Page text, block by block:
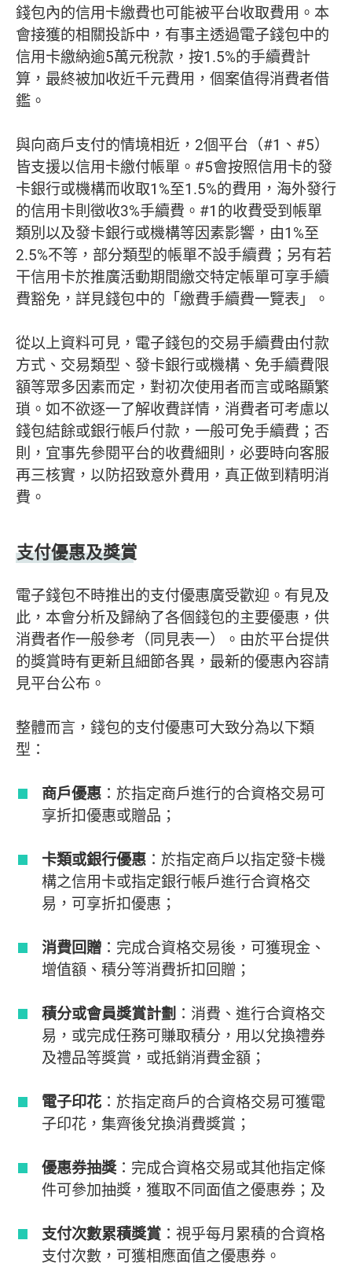
錢包內的信用卡繳費也可能被平台收取費用。本
會接獲的相關投訴中，有事主透過電子錢包中的
信用卡繳納逾5萬元稅款，按1.5%的手續費計
算，最終被加收近千元費用，個案值得消費者借
鑑。
與向商戶支付的情境相近，2個平台（#1、#5）
皆支援以信用卡繳付帳單。#5會按照信用卡的發
卡銀行或機構而收取1%至1.5%的費用，海外發行
的信用卡則徵收3%手續費。#1的收費受到帳單
類別以及發卡銀行或機構等因素影響，由1%至
2.5%不等，部分類型的帳單不設手續費；另有若
干信用卡於推廣活動期間繳交特定帳單可享手續
費豁免，詳見錢包中的「繳費手續費一覽表」。
從以上資料可見，電子錢包的交易手續費由付款
方式、交易類型、發卡銀行或機構、免手續費限
額等眾多因素而定，對初次使用者而言或略顯繁
瑣。如不欲逐一了解收費詳情，消費者可考慮以
錢包結餘或銀行帳戶付款，一般可免手續費；否
則，宜事先參閱平台的收費細則，必要時向客服
再三核實，以防招致意外費用，真正做到精明消
費。
支付優惠及獎賞
電子錢包不時推出的支付優惠廣受歡迎。有見及
此，本會分析及歸納了各個錢包的主要優惠，供
消費者作一般參考（同見表一）。由於平台提供
的獎賞時有更新且細節各異，最新的優惠內容請
見平台公布。
整體而言，錢包的支付優惠可大致分為以下類
型：
商戶優惠 ：於指定商戶進行的合資格交易可
享折扣優惠或贈品；
卡類或銀行優惠 ：於指定商戶以指定發卡機
構之信用卡或指定銀行帳戶進行合資格交
易，可享折扣優惠；
消費回贈 ：完成合資格交易後，可獲現金、
增值額、積分等消費折扣回贈；
積分或會員獎賞計劃 ：消費、進行合資格交
易，或完成任務可賺取積分，用以兌換禮券
及禮品等獎賞，或抵銷消費金額；
電子印花 ：於指定商戶的合資格交易可獲電
子印花，集齊後兌換消費獎賞；
優惠券抽獎 ：完成合資格交易或其他指定條
件可參加抽獎，獲取不同面值之優惠券；及
支付次數累積獎賞 ：視乎每月累積的合資格
支付次數，可獲相應面值之優惠券。